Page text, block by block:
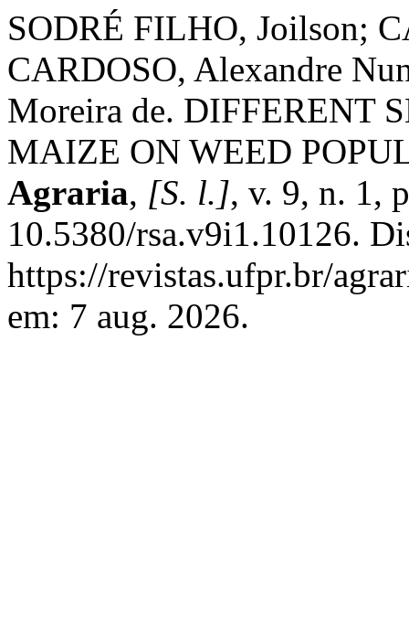
SODRÉ FILHO, Joilson;
CARDOSO, Alexandre
Moreira de. DIFFERENT
MAIZE ON WEED
Agraria, [S. l.], v. 9, n. 1,
10.5380/rsa.v9i1.10126.
https://revistas.ufpr.br/
em: 7 aug. 2026.